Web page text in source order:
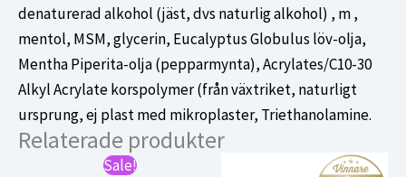
denaturerad alkohol (jäst, dvs naturlig alkohol) , m ,
mentol, MSM, glycerin, Eucalyptus Globulus löv-olja,
Mentha Piperita-olja (pepparmynta), Acrylates/C10-30
Alkyl Acrylate korspolymer (från växtriket, naturligt
ursprung, ej plast med mikroplaster, Triethanolamine.
Relaterade produkter
Sale!